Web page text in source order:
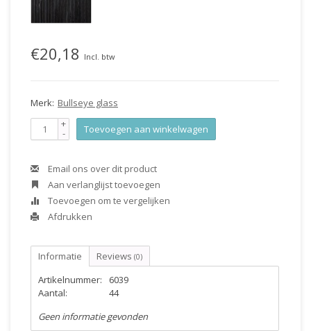
€20,18 Incl. btw
Merk: Bullseye glass
+
- Toevoegen aan winkelwagen
Email ons over dit product
Aan verlanglijst toevoegen
Toevoegen om te vergelijken
Afdrukken
Informatie Reviews (0)
Artikelnummer:
6039
Aantal:
44
Geen informatie gevonden